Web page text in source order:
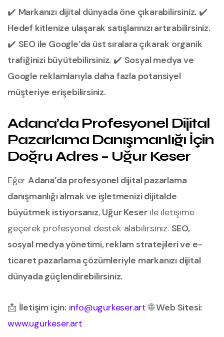
✔️ Markanızı dijital dünyada öne çıkarabilirsiniz. ✔️
Hedef kitlenize ulaşarak satışlarınızı artırabilirsiniz.
✔️ SEO ile Google’da üst sıralara çıkarak organik
trafiğinizi büyütebilirsiniz. ✔️ Sosyal medya ve
Google reklamlarıyla daha fazla potansiyel
müşteriye erişebilirsiniz.
Adana’da Profesyonel Dijital
Pazarlama Danışmanlığı İçin
Doğru Adres – Uğur Keser
Eğer Adana’da profesyonel dijital pazarlama
danışmanlığı almak ve işletmenizi dijitalde
büyütmek istiyorsanız, Uğur Keserile iletişime
geçerek profesyonel destek alabilirsiniz. SEO,
sosyal medya yönetimi, reklam stratejileri ve e-
ticaret pazarlama çözümleriyle markanızı dijital
dünyada güçlendirebilirsiniz.
📩 İletişim için: info@ugurkeser.art🌐Web Sitesi:
www.ugurkeser.art